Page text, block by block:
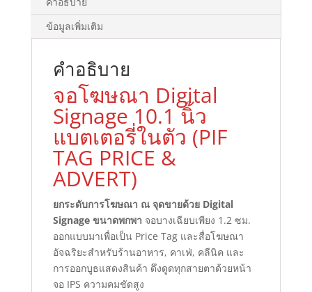
ADVERTISING
Digital
โฆษณา
อาหาร
คลีนิค
สำอาง
เชลฟ์
สินค้า
ข้อมูลเพิ่มเติม
คำอธิบาย
จอโฆษณา Digital
Signage 10.1 นิ้ว
แบตเตอรี่ในตัว (PIF
TAG PRICE &
ADVERT)
ยกระดับการโฆษณา ณ จุดขายด้วย Digital
Signage ขนาดพกพา จอบางเฉียบเพียง 1.2 ซม.
ออกแบบมาเพื่อเป็น Price Tag และสื่อโฆษณา
อัจฉริยะสำหรับร้านอาหาร, คาเฟ่, คลีนิค และ
การออกบูธแสดงสินค้า ดึงดูดทุกสายตาด้วยหน้า
จอ IPS ความคมชัดสูง